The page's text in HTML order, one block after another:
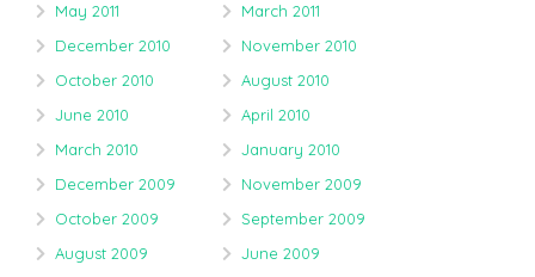
May 2011
March 2011
December 2010
November 2010
October 2010
August 2010
June 2010
April 2010
March 2010
January 2010
December 2009
November 2009
October 2009
September 2009
August 2009
June 2009